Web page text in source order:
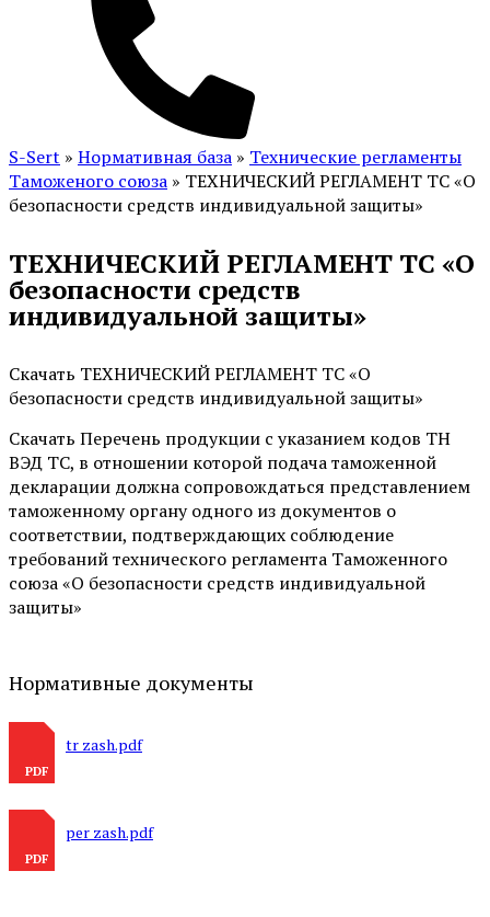
S-Sert » Нормативная база » Технические регламенты
Таможеного союза » ТЕХНИЧЕСКИЙ РЕГЛАМЕНТ ТС «О
безопасности средств индивидуальной защиты»
ТЕХНИЧЕСКИЙ РЕГЛАМЕНТ ТС «О
безопасности средств
индивидуальной защиты»
Скачать ТЕХНИЧЕСКИЙ РЕГЛАМЕНТ ТС «О
безопасности средств индивидуальной защиты»
Скачать Перечень продукции с указанием кодов ТН
ВЭД ТС, в отношении которой подача таможенной
декларации должна сопровождаться представлением
таможенному органу одного из документов о
соответствии, подтверждающих соблюдение
требований технического регламента Таможенного
союза «О безопасности средств индивидуальной
защиты»
Нормативные документы
tr zash.pdf
per zash.pdf